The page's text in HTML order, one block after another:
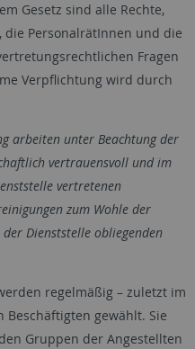
Gesetz sind alle Rechte,
PersonalrätInnen und die
Fragen
Verpflichtung wird durch
arbeiten unter Beachtung der
vertrauensvoll und im
vertretenen
zum Wohle der
Dienststelle obliegenden
regelmäßig – zuletzt im
Beschäftigten gewählt. Sie
Gruppen der Angestellten